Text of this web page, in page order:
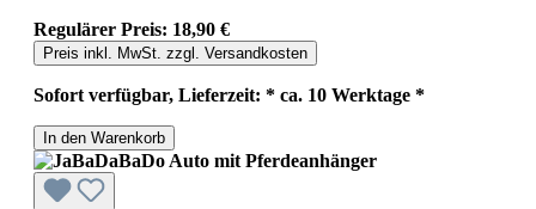
Regulärer Preis: 18,90 €
Preis inkl. MwSt. zzgl. Versandkosten
Sofort verfügbar, Lieferzeit: * ca. 10 Werktage *
In den Warenkorb